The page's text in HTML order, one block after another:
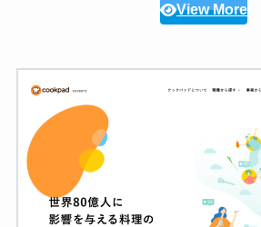
View More